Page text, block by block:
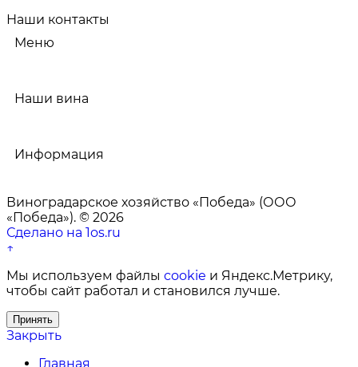
Наши контакты
Меню
Наши вина
Информация
Виноградарское хозяйство «Победа» (ООО
«Победа»). © 2026
Сделано на 1os.ru
↑
Мы используем файлы cookie и Яндекс.Метрику,
чтобы сайт работал и становился лучше.
Принять
Закрыть
Главная